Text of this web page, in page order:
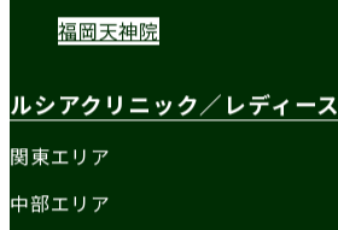
福岡天神院
ルシアクリニック／レディース
関東エリア
中部エリア